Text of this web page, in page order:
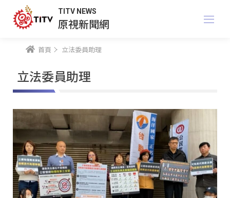
TITV NEWS
原視新聞網
首頁 立法委員助理
立法委員助理